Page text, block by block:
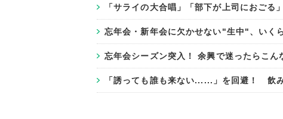
「サライの大合唱」「部下が上司におごる
忘年会・新年会に欠かせない"生中"、い
忘年会シーズン突入！ 余興で迷ったらこん
「誘っても誰も来ない......」を回避！ 飲